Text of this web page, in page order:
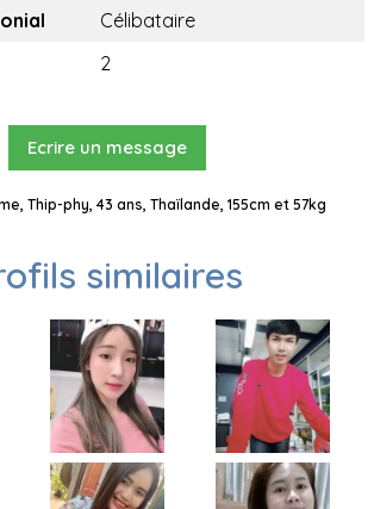
Célibataire
2
Ecrire un message
Thip-phy, 43 ans, Thaïlande, 155cm et 57kg
similaires